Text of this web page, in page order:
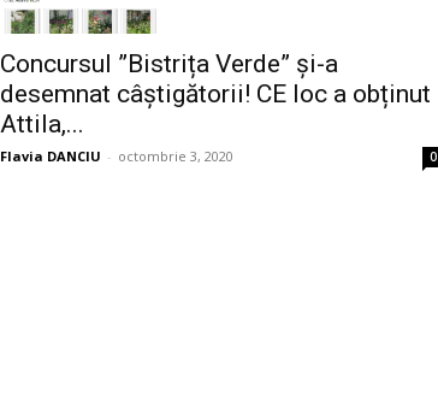
Concursul ”Bistrița Verde” și-a
desemnat câștigătorii! CE loc a obținut
Attila,...
Flavia DANCIU - octombrie 3, 2020 0